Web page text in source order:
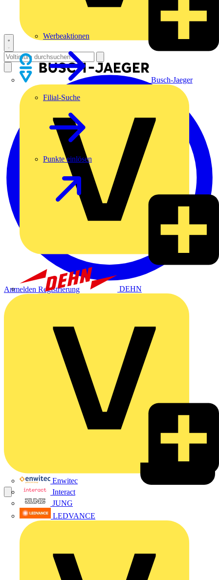
Busch-Jaeger
DEHN
Enwitec
Interact
JUNG
LEDVANCE
Werbeaktionen
Filial-Suche
Punkte einlösen
Anmelden Registrierung